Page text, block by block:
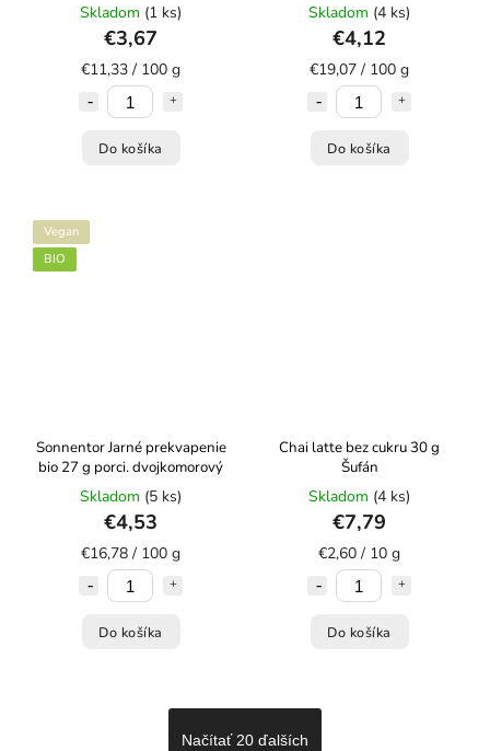
Skladom (1 ks)
€3,67
€11,33 / 100 g
Do košíka
Skladom (4 ks)
€4,12
€19,07 / 100 g
Do košíka
Vegan
BIO
Sonnentor Jarné prekvapenie
bio 27 g porci. dvojkomorový
Skladom (5 ks)
€4,53
€16,78 / 100 g
Do košíka
Chai latte bez cukru 30 g
Šufán
Skladom (4 ks)
€7,79
€2,60 / 10 g
Do košíka
Načítať 20 ďalších